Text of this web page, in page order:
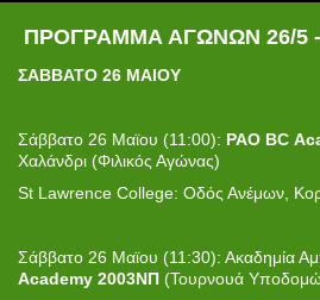
ΠΡΟΓΡΑΜΜΑ ΑΓΩΝΩΝ 26/5 -
ΣΑΒΒΑΤΟ 26 ΜΑΙΟΥ
Σάββατο 26 Μαϊου (11:00): PAO BC
Χαλάνδρι (Φιλικός Αγώνας)
St Lawrence College: Οδός Ανέμων,
Σάββατο 26 Μαϊου (11:30): Ακαδημία
Academy 2003ΝΠ (Τουρνουά